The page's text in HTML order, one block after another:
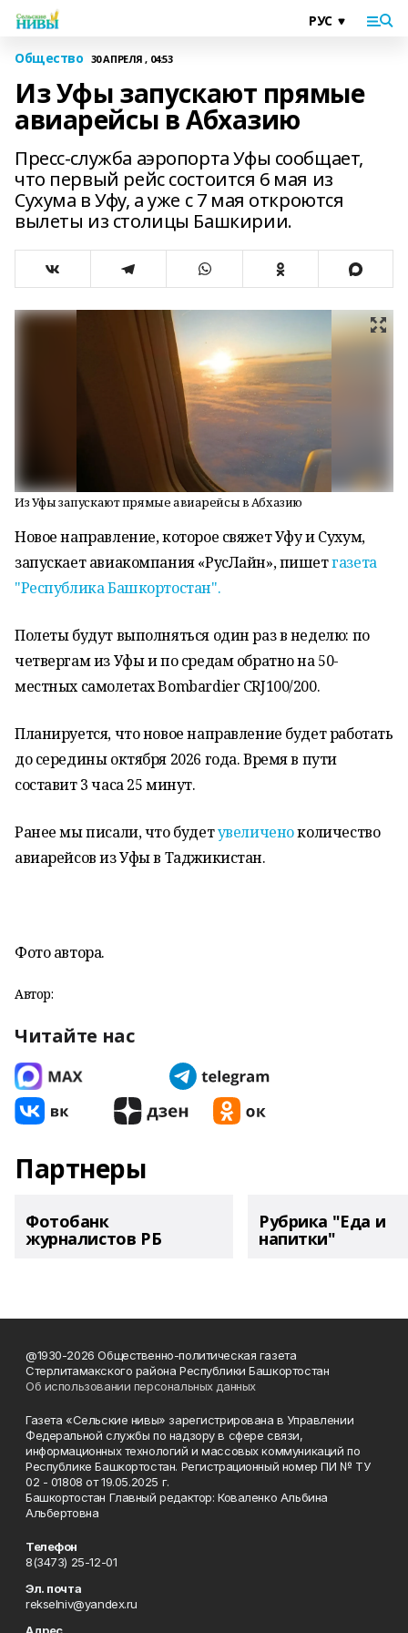
Общество 30 АПРЕЛЯ , 04:53
Из Уфы запускают прямые
авиарейсы в Абхазию
Пресс-служба аэропорта Уфы сообщает,
что первый рейс состоится 6 мая из
Сухума в Уфу, а уже с 7 мая откроются
вылеты из столицы Башкирии.
Из Уфы запускают прямые авиарейсы в Абхазию
Новое направление, которое свяжет Уфу и Сухум,
запускает авиакомпания «РусЛайн», пишетгазета
"Республика Башкортостан".
Полеты будут выполняться один раз в неделю: по
четвергам из Уфы и по средам обратно на 50-
местных самолетах Bombardier CRJ100/200.
Планируется, что новое направление будет работать
до середины октября 2026 года. Время в пути
составит 3 часа 25 минут.
Ранее мы писали, что будетувеличеноколичество
авиарейсов из Уфы в Таджикистан.
Фото автора.
Автор:
Читайте нас
Партнеры
Фотобанк
журналистов РБ
Рубрика "Еда и
напитки"
@1930-2026 Общественно-политическая газета
Стерлитамакского района Республики Башкортостан
Об использовании персональных данных
Газета «Сельские нивы» зарегистрирована в Управлении
Федеральной службы по надзору в сфере связи,
информационных технологий и массовых коммуникаций по
Республике Башкортостан. Регистрационный номер ПИ № ТУ
02 - 01808 от 19.05.2025 г.
Башкортостан Главный редактор: Коваленко Альбина
Альбертовна
Телефон
8(3473) 25-12-01
Эл. почта
rekselniv@yandex.ru
Адрес